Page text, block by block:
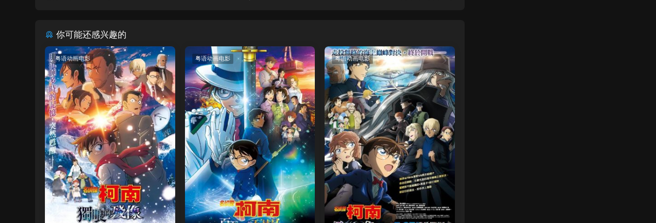
你可能还感兴趣的
粤语动画电影 粤语动画电影 粤语动画电影